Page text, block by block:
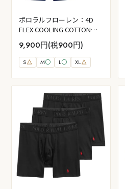
ポロラルフローレン：4D
FLEX COOLING COTTON
MODAL ボクサーブリーフ
3PK (ブルーフラワー／ラグ
ビーロイヤル／ホリデーサ
ファイア)
9,900円(税900円)
S△ M〇 L〇 XL△